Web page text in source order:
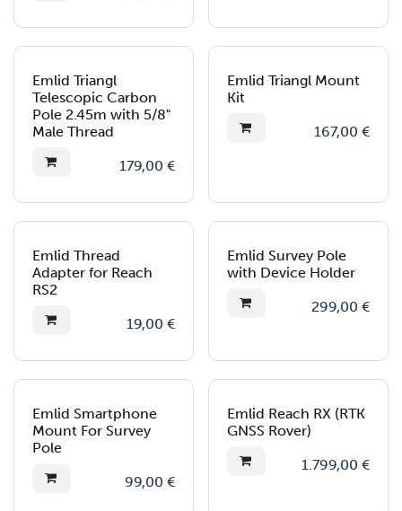
Emlid Triangl
Telescopic Carbon
Pole 2.45m with 5/8"
Male Thread
179,00 €
Emlid Triangl Mount
Kit
167,00 €
Emlid Thread
Adapter for Reach
RS2
19,00 €
Emlid Survey Pole
with Device Holder
299,00 €
Emlid Smartphone
Mount For Survey
Pole
99,00 €
Emlid Reach RX (RTK
GNSS Rover)
1.799,00 €